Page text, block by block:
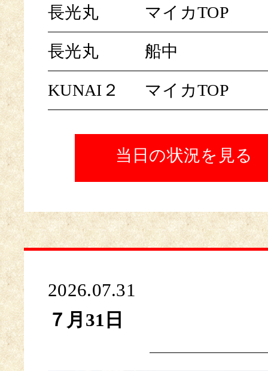
長光丸 マイカTOP
長光丸 船中
KUNAI２ マイカTOP
当日の状況を見る
2026.07.31
７月31日